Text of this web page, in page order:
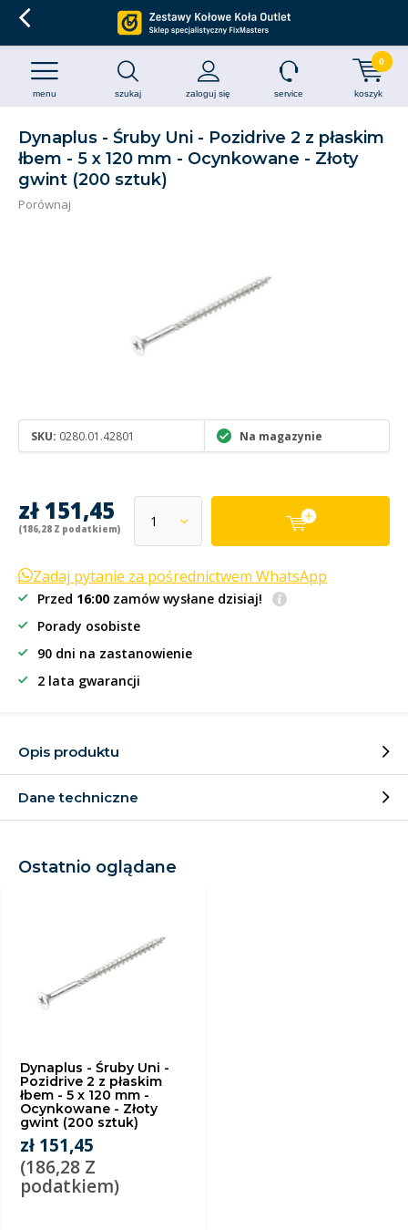
szukaj zaloguj się
menu service koszyk
0
Dynaplus - Śruby Uni - Pozidrive 2 z płaskim
łbem - 5 x 120 mm - Ocynkowane - Złoty
gwint (200 sztuk)
Porównaj
SKU: 0280.01.42801 Na magazynie
zł 151,45
(186,28 Z podatkiem)
Zadaj pytanie za pośrednictwem WhatsApp
Przed 16:00 zamów wysłane dzisiaj!
Porady osobiste
90 dni na zastanowienie
2 lata gwarancji
Opis produktu
Dane techniczne
Ostatnio oglądane
Dynaplus - Śruby Uni -
Pozidrive 2 z płaskim
łbem - 5 x 120 mm -
Ocynkowane - Złoty
gwint (200 sztuk)
zł 151,45
(186,28 Z
podatkiem)